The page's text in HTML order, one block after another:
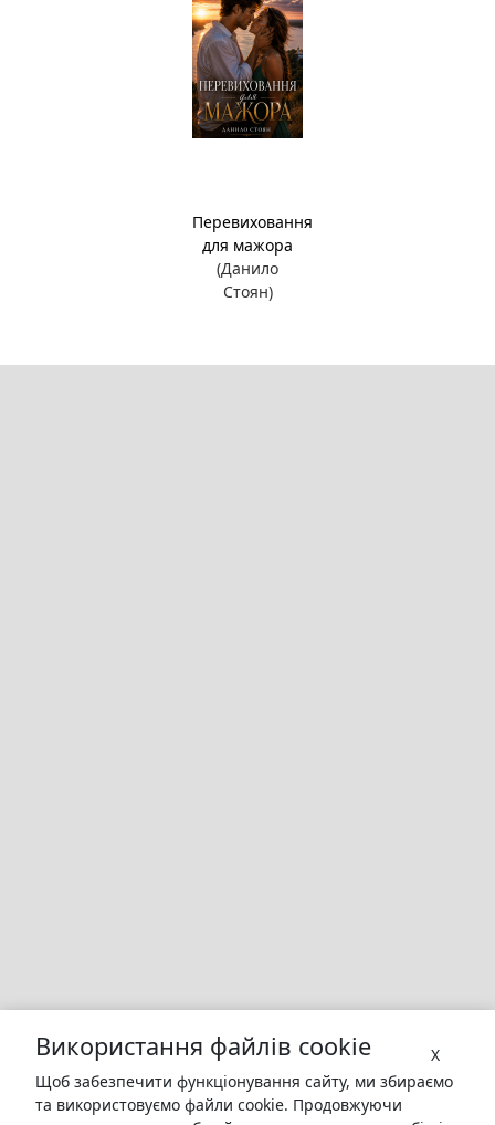
Перевиховання
для мажора
(Данило
Стоян)
X
Використання файлів cookie
Щоб забезпечити функціонування сайту, ми збираємо
та використовуємо файли cookie. Продовжуючи